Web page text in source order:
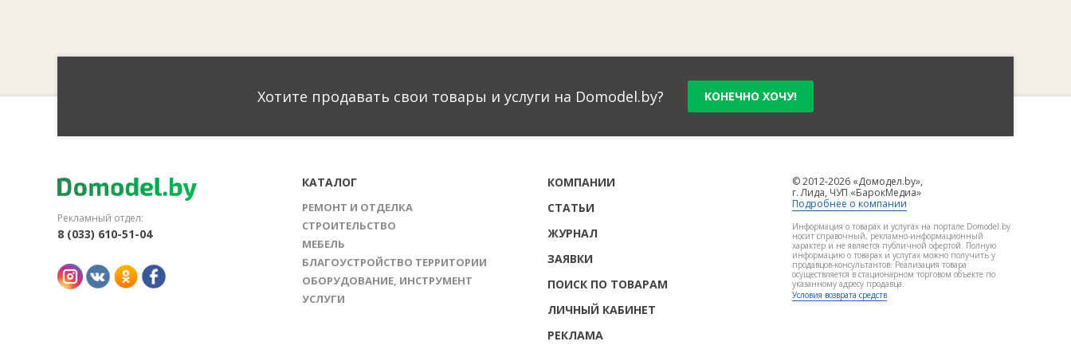
Хотите продавать свои товары и услуги на Domodel.by? КОНЕЧНО ХОЧУ!
Рекламный отдел:
8 (033) 610-51-04
КАТАЛОГ
РЕМОНТ И ОТДЕЛКА
СТРОИТЕЛЬСТВО
МЕБЕЛЬ
БЛАГОУСТРОЙСТВО ТЕРРИТОРИИ
ОБОРУДОВАНИЕ, ИНСТРУМЕНТ
УСЛУГИ
КОМПАНИИ
СТАТЬИ
ЖУРНАЛ
ЗАЯВКИ
ПОИСК ПО ТОВАРАМ
ЛИЧНЫЙ КАБИНЕТ
РЕКЛАМА
© 2012-2026 «Домодел.by»,
г. Лида, ЧУП «БарокМедиа»
Подробнее о компании
Информация о товарах и услугах на портале Domodel.by
носит справочный, рекламно-информационный
характер и не является публичной офертой. Полную
информацию о товарах и услугах можно получить у
продавцов-консультантов. Реализация товара
осуществляется в стационарном торговом объекте по
указанному адресу продавца.
Условия возврата средств